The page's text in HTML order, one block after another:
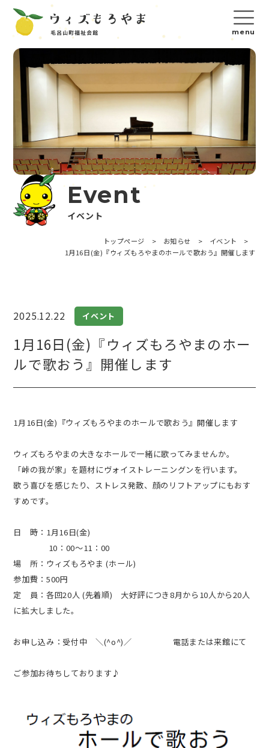
Event
イベント
トップページ > お知らせ > イベント
>
1月16日(金)『ウィズもろやまのホールで歌おう』開催します
2025.12.22 イベント
1月16日(金)『ウィズもろやまのホー
ルで歌おう』開催します
1月16日(金)『ウィズもろやまのホールで歌おう』開催します
ウィズもろやまの大きなホールで一緒に歌ってみませんか。
「峠の我が家」を題材にヴォイストレーニングンを行います。
歌う喜びを感じたり、ストレス発散、顔のリフトアップにもおす
すめです。
日 時：1月16日(金)
10：00～11：00
場 所：ウィズもろやま (ホール)
参加費：500円
定 員：各回20人 (先着順) 大好評につき8月から10人から20人
に拡大しました。
お申し込み：受付中 ＼(^o^)／ 電話または来館にて
ご参加お待ちしております♪